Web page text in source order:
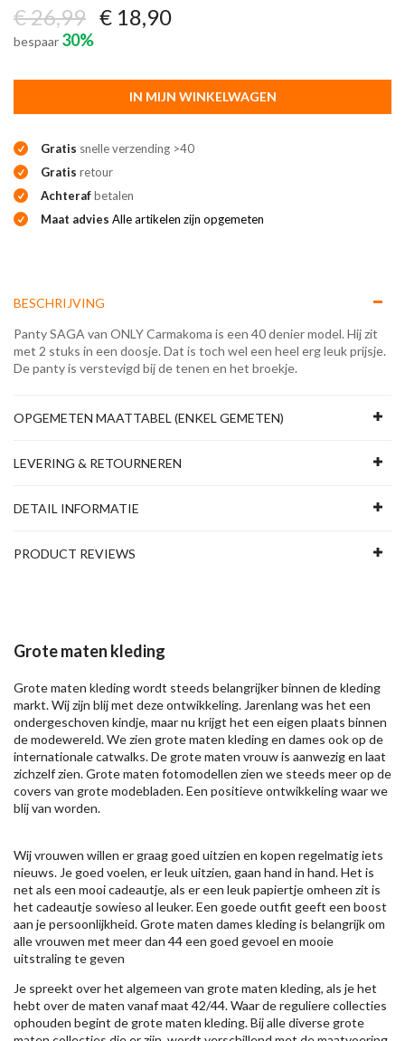
€ 26,99 € 18,90
bespaar 30%
IN MIJN WINKELWAGEN
Gratis snelle verzending >40
Gratis retour
Achterafbetalen
Maat advies Alle artikelen zijn opgemeten
BESCHRIJVING
Panty SAGA van ONLY Carmakoma is een 40 denier model. Hij zit
met 2 stuks in een doosje. Dat is toch wel een heel erg leuk prijsje.
De panty is verstevigd bij de tenen en het broekje.
OPGEMETEN MAATTABEL (ENKEL GEMETEN)
LEVERING & RETOURNEREN
DETAIL INFORMATIE
PRODUCT REVIEWS
Grote maten kleding
Grote maten kleding wordt steeds belangrijker binnen de kleding
markt. Wij zijn blij met deze ontwikkeling. Jarenlang was het een
ondergeschoven kindje, maar nu krijgt het een eigen plaats binnen
de modewereld. We zien grote maten kleding en dames ook op de
internationale catwalks. De grote maten vrouw is aanwezig en laat
zichzelf zien. Grote maten fotomodellen zien we steeds meer op de
covers van grote modebladen. Een positieve ontwikkeling waar we
blij van worden.
Wij vrouwen willen er graag goed uitzien en kopen regelmatig iets
nieuws. Je goed voelen, er leuk uitzien, gaan hand in hand. Het is
net als een mooi cadeautje, als er een leuk papiertje omheen zit is
het cadeautje sowieso al leuker. Een goede outfit geeft een boost
aan je persoonlijkheid. Grote maten dames kleding is belangrijk om
alle vrouwen met meer dan 44 een goed gevoel en mooie
uitstraling te geven
Je spreekt over het algemeen van grote maten kleding, als je het
hebt over de maten vanaf maat 42/44. Waar de reguliere collecties
ophouden begint de grote maten kleding. Bij alle diverse grote